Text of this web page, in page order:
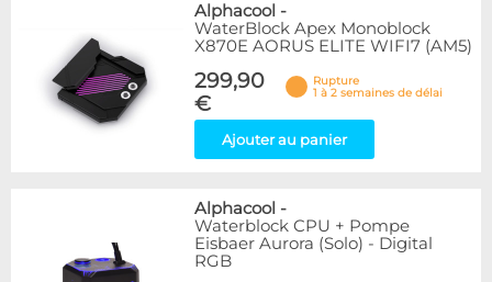
Alphacool -
WaterBlock Apex Monoblock
X870E AORUS ELITE WIFI7 (AM5)
299,90
€
Rupture
1 à 2 semaines de délai
Ajouter au panier
Alphacool -
Waterblock CPU + Pompe
Eisbaer Aurora (Solo) - Digital
RGB